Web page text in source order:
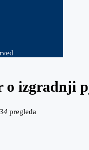
o izgradnji
34 pregleda